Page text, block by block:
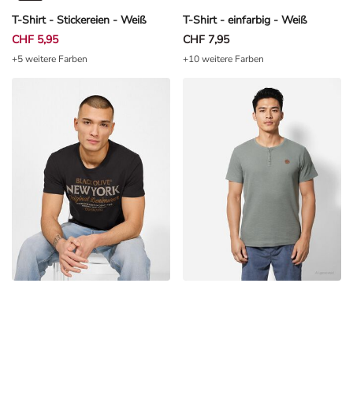
T-Shirt - Stickereien - Weiß
CHF 5,95
+5 weitere Farben
T-Shirt - einfarbig - Weiß
CHF 7,95
+10 weitere Farben